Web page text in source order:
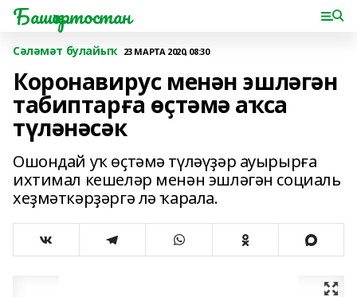
Башҡортостан
Сәләмәт булайыҡ 23 МАРТА 2020, 08:30
Коронавирус менән эшләгән
табиптарға өҫтәмә аҡса
түләнәсәк
Ошондай уҡ өҫтәмә түләүҙәр ауырырға
ихтимал кешеләр менән эшләгән социаль
хеҙмәткәрҙәргә лә ҡарала.